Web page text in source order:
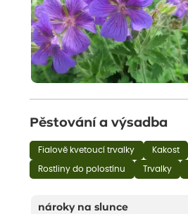
Pěstování a výsadba
Fialově kvetoucí trvalky Kakost
Rostliny do polostínu Trvalky
nároky na slunce